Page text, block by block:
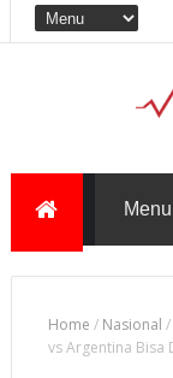
Home / Nasional /
vs Argentina Bisa